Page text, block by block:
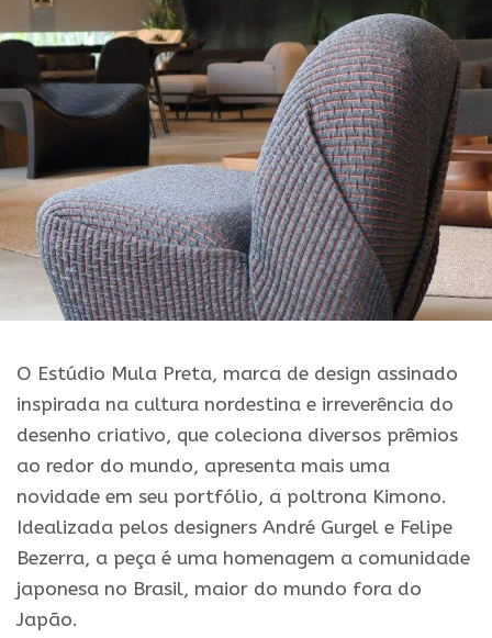
O Estúdio Mula Preta, marca de design assinado
inspirada na cultura nordestina e irreverência do
desenho criativo, que coleciona diversos prêmios
ao redor do mundo, apresenta mais uma
novidade em seu portfólio, a poltrona Kimono.
Idealizada pelos designers André Gurgel e Felipe
Bezerra, a peça é uma homenagem a comunidade
japonesa no Brasil, maior do mundo fora do
Japão.